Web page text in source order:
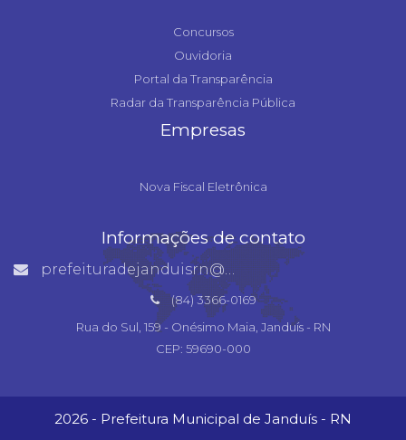
Concursos
Ouvidoria
Portal da Transparência
Radar da Transparência Pública
Empresas
Nova Fiscal Eletrônica
Informações de contato
prefeituradejanduisrn@gmail.com
(84) 3366-0169
Rua do Sul, 159 - Onésimo Maia, Janduís - RN
CEP: 59690-000
2026 - Prefeitura Municipal de Janduís - RN